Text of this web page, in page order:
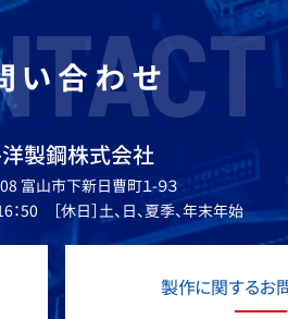
い合わせ
製鋼株式会社
富山市下新日曹町１-９３
：50 ［休日］土、日、夏季、年末年始
製作に関するお